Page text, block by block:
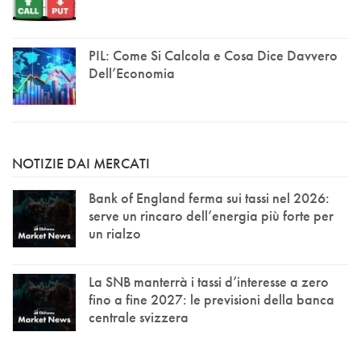
PIL: Come Si Calcola e Cosa Dice Davvero
Dell’Economia
NOTIZIE DAI MERCATI
Bank of England ferma sui tassi nel 2026:
serve un rincaro dell’energia più forte per
un rialzo
La SNB manterrà i tassi d’interesse a zero
fino a fine 2027: le previsioni della banca
centrale svizzera